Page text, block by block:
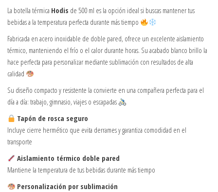
La botella térmica Hodis de 500 ml es la opción ideal si buscas mantener tus
bebidas a la temperatura perfecta durante más tiempo
Fabricada en acero inoxidable de doble pared, ofrece un excelente aislamiento
térmico, manteniendo el frío o el calor durante horas. Su acabado blanco brillo la
hace perfecta para personalizar mediante sublimación con resultados de alta
calidad
Su diseño compacto y resistente la convierte en una compañera perfecta para el
día a día: trabajo, gimnasio, viajes o escapadas
Tapón de rosca seguro
Incluye cierre hermético que evita derrames y garantiza comodidad en el
transporte
Aislamiento térmico doble pared
Mantiene la temperatura de tus bebidas durante más tiempo
Personalización por sublimación